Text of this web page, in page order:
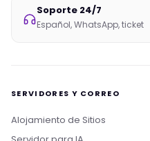
Soporte 24/7
Español, WhatsApp, ticket
SERVIDORES Y CORREO
Alojamiento de Sitios